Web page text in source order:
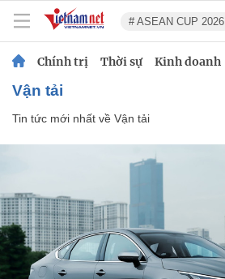
# ASEAN CUP 2026
Chính trị Thời sự Kinh doanh
Vận tải
Tin tức mới nhất về Vận tải